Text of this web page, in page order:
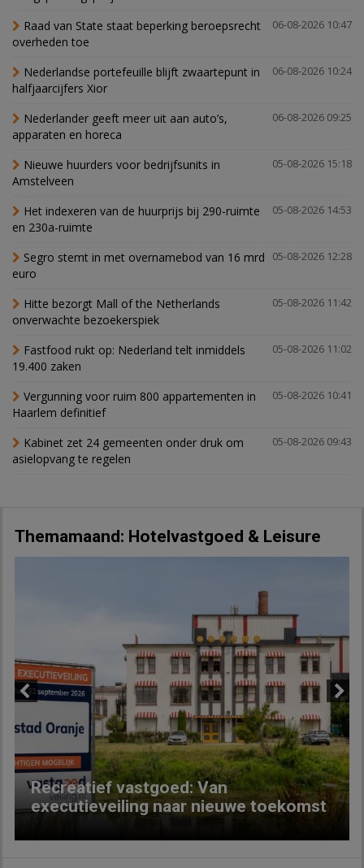
06-08-2026 10:47
Raad van State staat beperking beroepsrecht
overheden toe
06-08-2026 10:24
Nederlandse portefeuille blijft zwaartepunt in
halfjaarcijfers Xior
06-08-2026 09:25
Nederlander geeft meer uit aan auto’s,
apparaten en horeca
05-08-2026 15:18
Nieuwe huurders voor bedrijfsunits in
Amstelveen
05-08-2026 14:53
Het indexeren van de huurprijs bij 290-ruimte
en 230a-ruimte
05-08-2026 12:28
Segro stemt in met overnamebod van 16 mrd
euro
05-08-2026 11:42
Hitte bezorgt Mall of the Netherlands
onverwachte bezoekerspiek
05-08-2026 11:02
Fastfood rukt op: Nederland telt inmiddels
19.400 zaken
05-08-2026 10:41
Vergunning voor ruim 800 appartementen in
Haarlem definitief
05-08-2026 09:43
Kabinet zet 24 gemeenten onder druk om
asielopvang te regelen
Themamaand: Hotelvastgoed & Leisure
Recreatief vastgoed: Van
executieveiling naar nieuwe toekomst
Next